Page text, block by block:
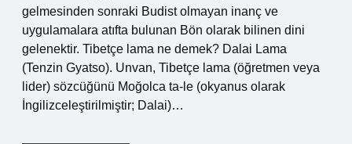
gelmesinden sonraki Budist olmayan inanç ve
uygulamalara atıfta bulunan Bön olarak bilinen dini
gelenektir. Tibetçe lama ne demek? Dalai Lama
(Tenzin Gyatso). Unvan, Tibetçe lama (öğretmen veya
lider) sözcüğünü Moğolca ta-le (okyanus olarak
İngilizceleştirilmiştir; Dalai)…